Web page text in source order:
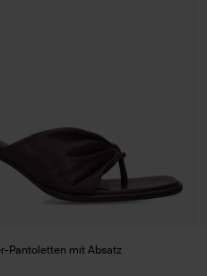
Pantoletten mit Absatz